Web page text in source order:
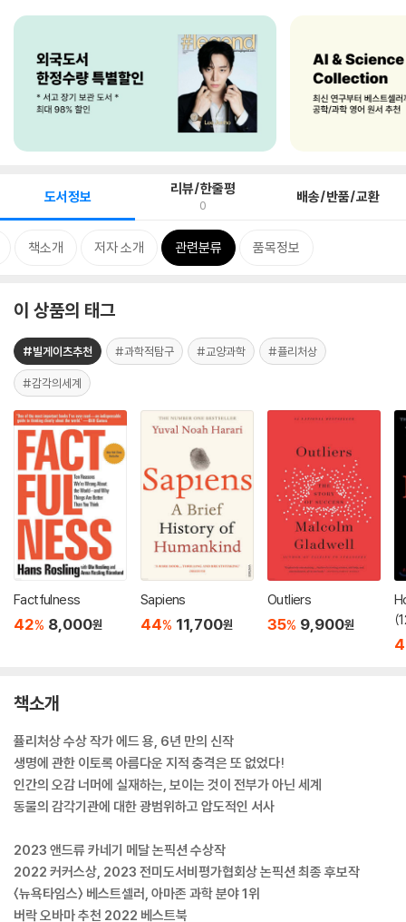
도서정보 리뷰/한줄평
0 배송/반품/교환
책소개 저자 소개 관련분류 품목정보
이 상품의 태그
#빌게이츠추천 #과학적탐구 #교양과학 #퓰리처상
#감각의세계
Factfulness
42% 8,000원
Sapiens
44% 11,700원
Outliers
35% 9,900원
책소개
퓰리처상 수상 작가 에드 용, 6년 만의 신작
생명에 관한 이토록 아름다운 지적 충격은 또 없었다!
인간의 오감 너머에 실재하는, 보이는 것이 전부가 아닌 세계
동물의 감각기관에 대한 광범위하고 압도적인 서사
2023 앤드류 카네기 메달 논픽션 수상작
2022 커커스상, 2023 전미도서비평가협회상 논픽션 최종 후보작
〈뉴욕타임스〉 베스트셀러, 아마존 과학 분야 1위
버락 오바마 추천 2022 베스트북